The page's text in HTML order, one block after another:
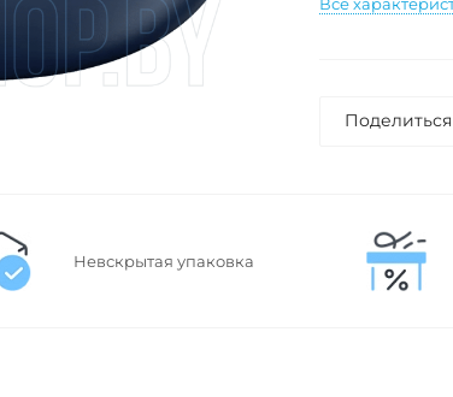
Все
Поделиться
Невскрытая упаковка